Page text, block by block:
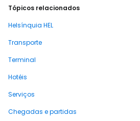
Tópicos relacionados
Helsínquia HEL
Transporte
Terminal
Hotéis
Serviços
Chegadas e partidas